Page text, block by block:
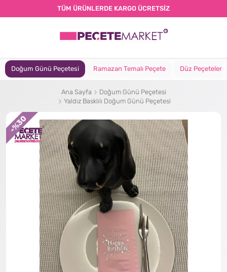
TÜM ÜRÜNLERDE KARGO ÜCRETSİZ
Doğum Günü Peçetesi Ramazan Temalı Peçete Düz Peçeteler
Ana Sayfa
Doğum Günü Peçetesi
Yaldız Basklılı Doğum Günü Peçetesi
-
%30